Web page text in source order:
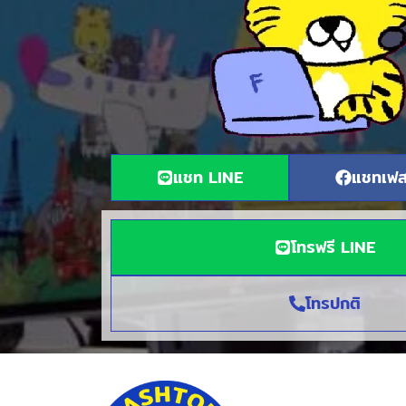
แชท LINE แชทเฟ
โทรฟรี LINE
โทรปกติ